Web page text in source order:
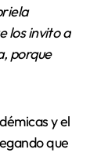
los invito a
porque
y el
que